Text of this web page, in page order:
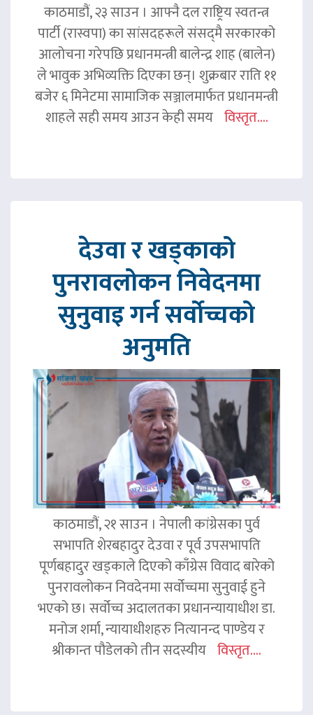
काठमाडौं, २३ साउन । आफ्नै दल राष्ट्रिय स्वतन्त्र
पार्टी (रास्वपा) का सांसदहरूले संसद्‌मै सरकारको
आलोचना गरेपछि प्रधानमन्त्री बालेन्द्र शाह (बालेन)
ले भावुक अभिव्यक्ति दिएका छन्। शुक्रबार राति ११
बजेर ६ मिनेटमा सामाजिक सञ्जालमार्फत प्रधानमन्त्री
शाहले सही समय आउन केही समय विस्तृत....
देउवा र खड्काको
पुनरावलोकन निवेदनमा
सुनुवाइ गर्न सर्वोच्चको
अनुमति
काठमाडौं, २१ साउन । नेपाली कांग्रेसका पुर्व
सभापति शेरबहादुर देउवा र पूर्व उपसभापति
पूर्णबहादुर खड्काले दिएको काँग्रेस विवाद बारेको
पुनरावलोकन निवदेनमा सर्वोच्चमा सुनुवाई हुने
भएको छ। सर्वोच्च अदालतका प्रधानन्यायाधीश डा.
मनोज शर्मा, न्यायाधीशहरु नित्यानन्द पाण्डेय र
श्रीकान्त पौडेलको तीन सदस्यीय विस्तृत....